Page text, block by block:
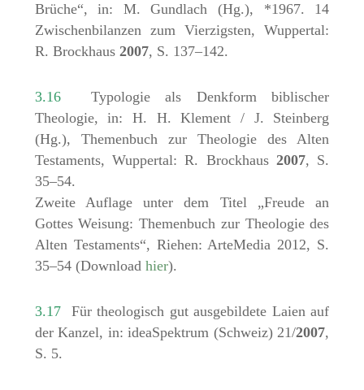
Brüche“, in: M. Gundlach (Hg.), *1967. 14
Zwischenbilanzen zum Vierzigsten, Wuppertal:
R. Brockhaus 2007, S. 137–142.
3.16Typologie als Denkform biblischer
Theologie, in: H. H. Klement / J. Steinberg
(Hg.), Themenbuch zur Theologie des Alten
Testaments, Wuppertal: R. Brockhaus2007, S.
35–54.
Zweite Auflage unter dem Titel „Freude an
Gottes Weisung: Themenbuch zur Theologie des
Alten Testaments“, Riehen: ArteMedia 2012, S.
35–54 (Download hier).
3.17Für theologisch gut ausgebildete Laien auf
der Kanzel, in: ideaSpektrum (Schweiz) 21/2007,
S. 5.